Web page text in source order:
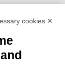
cookies ✕